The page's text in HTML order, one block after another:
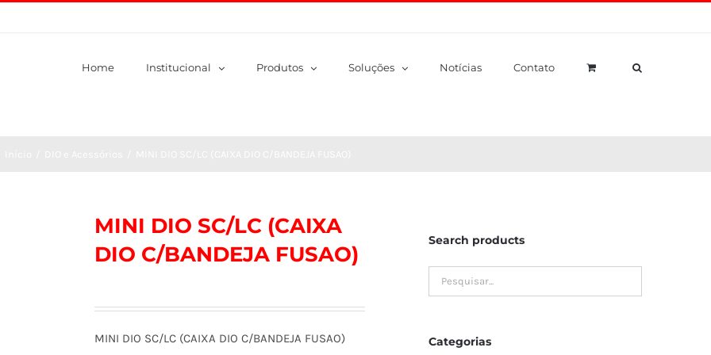
Home Institucional Produtos Soluções Notícias Contato
MINI DIO SC/LC (CAIXA
DIO C/BANDEJA FUSAO)
MINI DIO SC/LC (CAIXA DIO C/BANDEJA FUSAO)
Search products
Categorias